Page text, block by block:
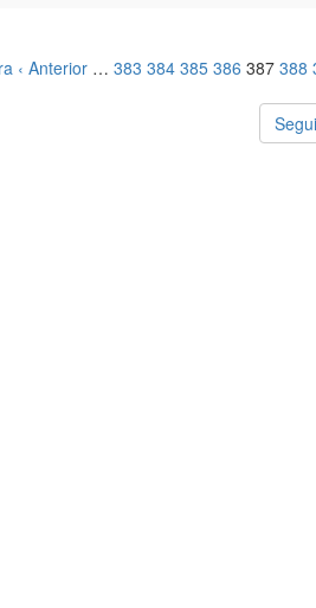
‹ Anterior … 383 384 385 386 387 388